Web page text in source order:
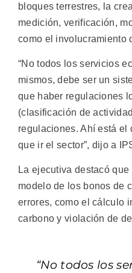
bloques terrestres, la
medición, verificación,
como el involucramiento
“No todos los servicios
mismos, debe ser un
que haber regulaciones
(clasificación de
regulaciones. Ahí está
que ir el sector”, dijo a
La ejecutiva destacó
modelo de los bonos de
errores, como el cálculo
carbono y violación de
“No todos los